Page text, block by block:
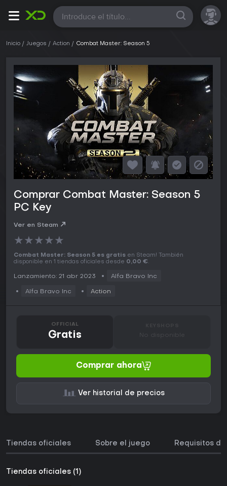
Todas
Inicio Juegos Action Combat Master: Season 5
Comprar Combat Master: Season 5
PC Key
Ver en Steam
★★★★★
Combat Master: Season 5 es gratis en Steam! También
disponible en 1 tiendas oficiales desde 0,00 €.
Lanzamiento: 21 abr 2023 Alfa Bravo Inc
Alfa Bravo Inc Action
OFFICIAL
Gratis No disponible
Comprar ahora
Ver historial de precios
Tiendas oficiales Sobre el juego Requisitos
Tiendas oficiales (1)